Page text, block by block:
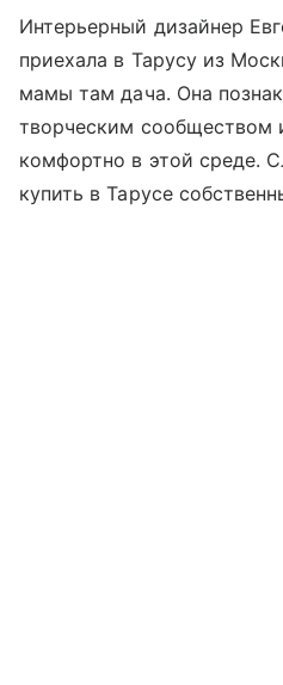
Интерьерный дизайнер
приехала в Тарусу из
мамы там дача. Она
творческим сообществом
комфортно в этой среде.
купить в Тарусе